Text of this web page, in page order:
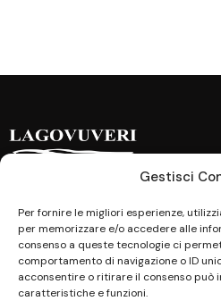
Gestisci
Per fornire le migliori esperienze,
per memorizzare e/o accedere alle
consenso a queste tecnologie ci
comportamento di navigazione o ID
acconsentire o ritirare il consenso può
caratteristiche e funzioni.
Indirizzo
Via F. Bonetta, 35
97019 Vittoria (RG)